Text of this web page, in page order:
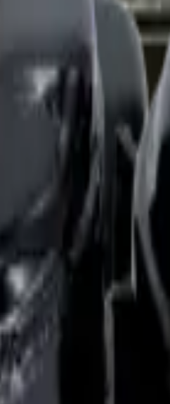
Barras Led para TV